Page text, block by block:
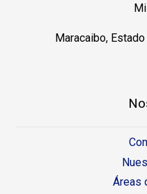
Maracaibo,
Áreas